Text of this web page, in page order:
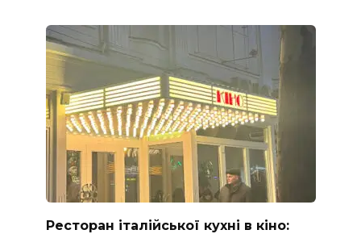
Ресторан італійської кухні в кіно: